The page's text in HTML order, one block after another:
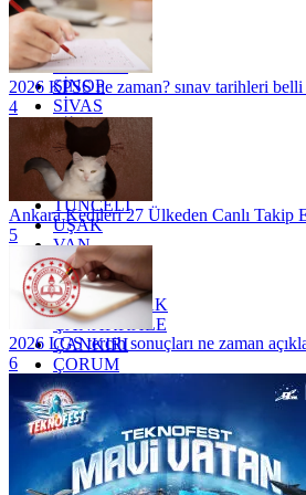
OSMANİYE
RİZE
SAKARYA
SAMSUN
SİNOP
SİVAS
SİİRT
TEKİRDAĞ
TOKAT
TRABZON
TUNCELİ
UŞAK
VAN
YALOVA
YOZGAT
ZONGULDAK
ÇANAKKALE
ÇANKIRI
ÇORUM
İSTANBUL
İZMİR
ŞANLIURFA
ŞIRNAK
2026 KPSS ne zaman? sınav tarihleri
4
Ankara Kedileri 27 Ülkeden Canlı Takip
5
2026 LGS tercih sonuçları ne zaman
6